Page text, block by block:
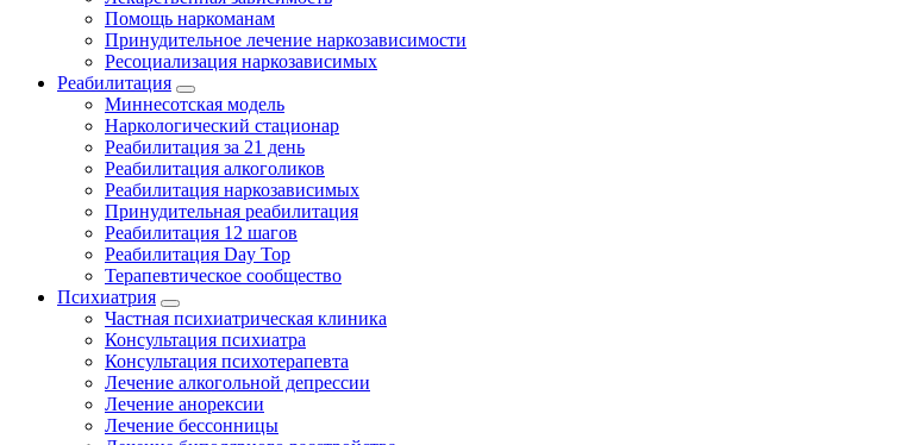
Помощь наркоманам
Принудительное лечение наркозависимости
Ресоциализация наркозависимых
Реабилитация
Миннесотская модель
Наркологический стационар
Реабилитация за 21 день
Реабилитация алкоголиков
Реабилитация наркозависимых
Принудительная реабилитация
Реабилитация 12 шагов
Реабилитация Day Top
Терапевтическое сообщество
Психиатрия
Частная психиатрическая клиника
Консультация психиатра
Консультация психотерапевта
Лечение алкогольной депрессии
Лечение анорексии
Лечение бессонницы